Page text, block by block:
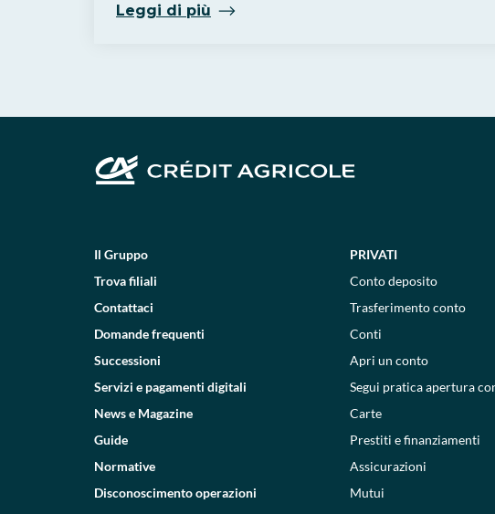
Leggi di più
Il Gruppo
Trova filiali
Contattaci
Domande frequenti
Successioni
Servizi e pagamenti digitali
News e Magazine
Guide
Normative
Disconoscimento operazioni
PRIVATI
Conto deposito
Trasferimento conto
Conti
Apri un conto
Segui pratica apertura
Carte
Prestiti e finanziamenti
Assicurazioni
Mutui